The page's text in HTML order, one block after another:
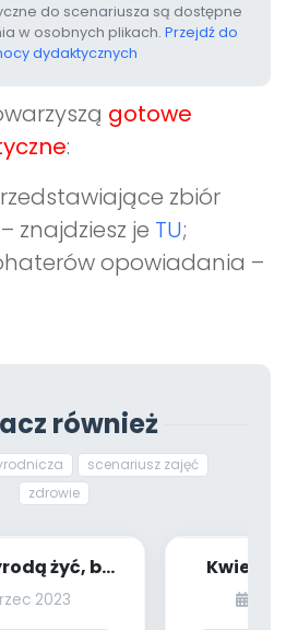
do scenariusza są dostępne
w osobnych plikach. Przejdź do
dydaktycznych
gotowe
:
zbiór
znajdziesz je TU;
opowiadania –
również
scenariusz zajęć
zdrowie
żyć, by
być?
2023
Kwiecień
tylko